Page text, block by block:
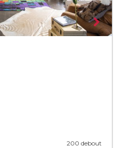
200 debout